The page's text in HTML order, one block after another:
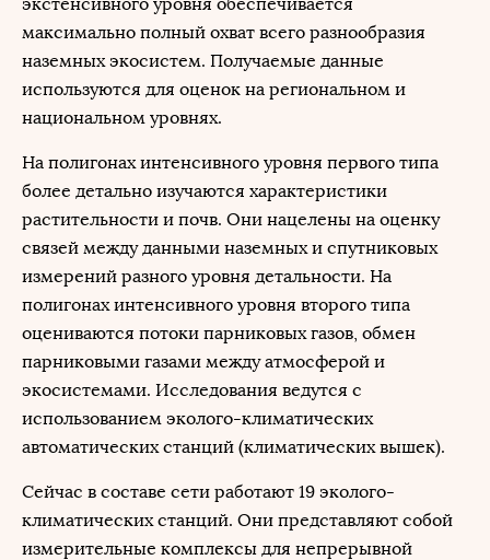
максимально полный охват всего разнообразия
наземных экосистем. Получаемые данные
используются для оценок на региональном и
национальном уровнях.
На полигонах интенсивного уровня первого типа
более детально изучаются характеристики
растительности и почв. Они нацелены на оценку
связей между данными наземных и спутниковых
измерений разного уровня детальности. На
полигонах интенсивного уровня второго типа
оцениваются потоки парниковых газов, обмен
парниковыми газами между атмосферой и
экосистемами. Исследования ведутся с
использованием эколого-климатических
автоматических станций (климатических вышек).
Сейчас в составе сети работают 19 эколого-
климатических станций. Они представляют собой
измерительные комплексы для непрерывной